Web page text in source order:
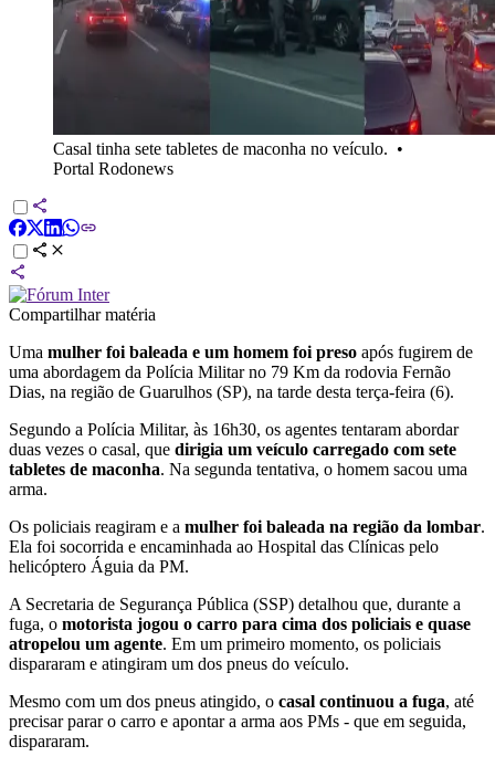
Casal tinha sete tabletes de maconha no veículo. •
Portal Rodonews
Compartilhar matéria
Uma mulher foi baleada e um homem foi preso após fugirem de
uma abordagem da Polícia Militar no 79 Km da rodovia Fernão
Dias, na região de Guarulhos (SP), na tarde desta terça-feira (6).
Segundo a Polícia Militar, às 16h30, os agentes tentaram abordar
duas vezes o casal, que dirigia um veículo carregado com sete
tabletes de maconha. Na segunda tentativa, o homem sacou uma
arma.
Os policiais reagiram e a mulher foi baleada na região da lombar.
Ela foi socorrida e encaminhada ao Hospital das Clínicas pelo
helicóptero Águia da PM.
A Secretaria de Segurança Pública (SSP) detalhou que, durante a
fuga, o motorista jogou o carro para cima dos policiais e quase
atropelou um agente. Em um primeiro momento, os policiais
dispararam e atingiram um dos pneus do veículo.
Mesmo com um dos pneus atingido, o casal continuou a fuga, até
precisar parar o carro e apontar a arma aos PMs - que em seguida,
dispararam.